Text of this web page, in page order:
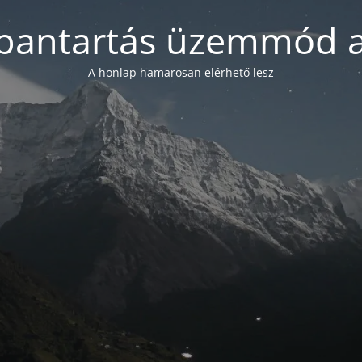
üzemmód
A honlap hamarosan elérhető lesz